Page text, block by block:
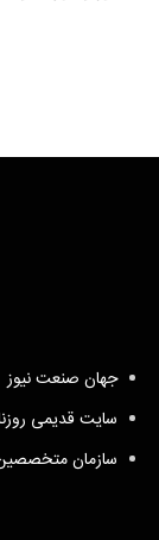
جهان صنعت نیوز
سایت قدیمی
سازمان